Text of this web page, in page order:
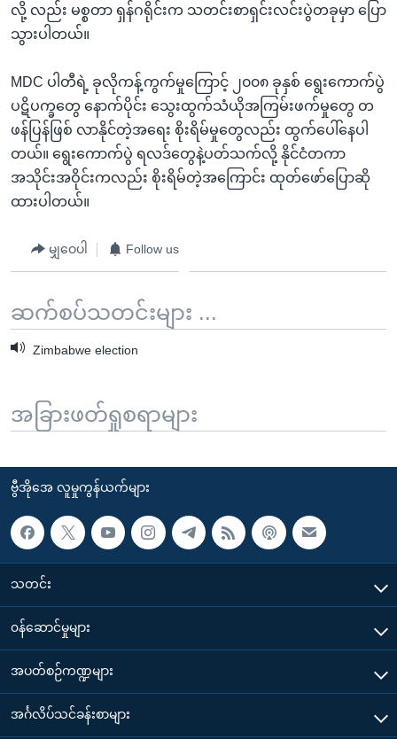
လို့ လည်း မစ္စတာ ရှန်ဂရိုင်းက သတင်းစာရှင်းလင်းပွဲတခုမှာ ပြော
သွားပါတယ်။
MDC ပါတီရဲ့ ခုလိုကန့်ကွက်မှုကြောင့် ၂၀၀၈ ခုနှစ် ရွေးကောက်ပွဲ
ပဋိပက္ခတွေ နောက်ပိုင်း သွေးထွက်သံယိုအကြမ်းဖက်မှုတွေ တ
ဖန်ပြန်ဖြစ် လာနိုင်တဲ့အရေး စိုးရိမ်မှုတွေလည်း ထွက်ပေါ်နေပါ
တယ်။ ရွေးကောက်ပွဲ ရလဒ်တွေနဲ့ပတ်သက်လို့ နိုင်ငံတကာ
အသိုင်းအဝိုင်းကလည်း စိုးရိမ်တဲ့အကြောင်း ထုတ်ဖော်ပြောဆို
ထားပါတယ်။
မျှဝေပါ Follow us
ဆက်စပ်သတင်းများ ...
Zimbabwe election
အခြားဖတ်ရှုစရာများ
ဗွီအိုအေ လူမှုကွန်ယက်များ
သတင်း
၀န်ဆောင်မှုများ
အပတ်စဉ်ကဏ္ဍများ
အင်္ဂလိပ်သင်ခန်းစာများ